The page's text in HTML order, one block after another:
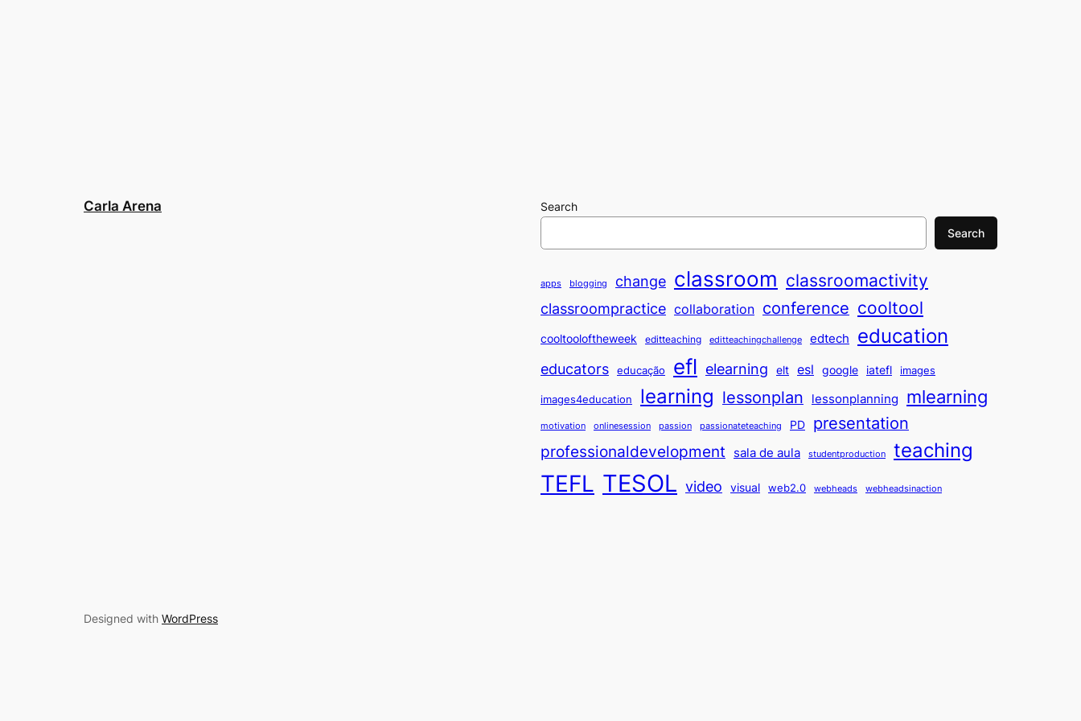
Carla Arena
Search
Search
apps blogging change classroom classroomactivity
classroompractice collaboration conference cooltool
cooltooloftheweek editteaching editteachingchallenge edtech education
educators educação efl elearning elt esl google iatefl images
images4education learning lessonplan lessonplanning mlearning
motivation onlinesession passion passionateteaching PD presentation
professionaldevelopment sala de aula studentproduction teaching
TEFL TESOL video visual web2.0 webheads webheadsinaction
Designed with WordPress